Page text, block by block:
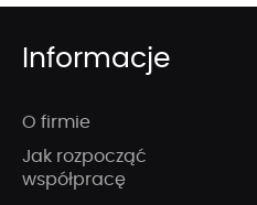
Informacje
O firmie
Jak rozpocząć
współpracę